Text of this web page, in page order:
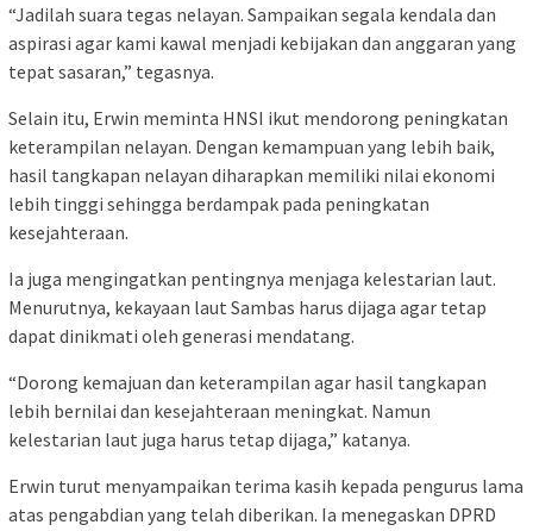
“Jadilah suara tegas nelayan. Sampaikan segala kendala dan
aspirasi agar kami kawal menjadi kebijakan dan anggaran yang
tepat sasaran,” tegasnya.
Selain itu, Erwin meminta HNSI ikut mendorong peningkatan
keterampilan nelayan. Dengan kemampuan yang lebih baik,
hasil tangkapan nelayan diharapkan memiliki nilai ekonomi
lebih tinggi sehingga berdampak pada peningkatan
kesejahteraan.
Ia juga mengingatkan pentingnya menjaga kelestarian laut.
Menurutnya, kekayaan laut Sambas harus dijaga agar tetap
dapat dinikmati oleh generasi mendatang.
“Dorong kemajuan dan keterampilan agar hasil tangkapan
lebih bernilai dan kesejahteraan meningkat. Namun
kelestarian laut juga harus tetap dijaga,” katanya.
Erwin turut menyampaikan terima kasih kepada pengurus lama
atas pengabdian yang telah diberikan. Ia menegaskan DPRD